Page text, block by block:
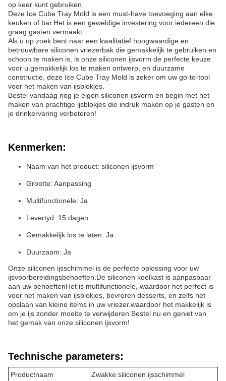
op keer kunt gebruiken.
Deze Ice Cube Tray Mold is een must-have toevoeging aan elke
keuken of bar.Het is een geweldige investering voor iedereen die
graag gasten vermaakt..
Als u op zoek bent naar een kwalitatief hoogwaardige en
betrouwbare siliconen vriezerbak die gemakkelijk te gebruiken en
schoon te maken is, is onze siliconen ijsvorm de perfecte keuze
voor u.gemakkelijk los te maken ontwerp, en duurzame
constructie, deze Ice Cube Tray Mold is zeker om uw go-to-tool
voor het maken van ijsblokjes.
Bestel vandaag nog je eigen siliconen ijsvorm en begin met het
maken van prachtige ijsblokjes die indruk maken op je gasten en
je drinkervaring verbeteren!
Kenmerken:
Naam van het product: siliconen ijsvorm
Grootte: Aanpassing
Multifunctionele: Ja
Levertyd: 15 dagen
Gemakkelijk los te laten: Ja
Duurzaam: Ja
Onze siliconen ijsschimmel is de perfecte oplossing voor uw
ijsvoorbereidingsbehoeften.De siliconen koelkast is aanpasbaar
aan uw behoeftenHet is multifunctionele, waardoor het perfect is
voor het maken van ijsblokjes, bevroren desserts, en zelfs het
opslaan van kleine items in uw vriezer.waardoor het makkelijk is
om je ijs zonder moeite te verwijderen.Bestel nu en geniet van
het gemak van onze siliconen ijsvorm!
Technische parameters:
Productnaam Zwakke siliconen ijsschimmel